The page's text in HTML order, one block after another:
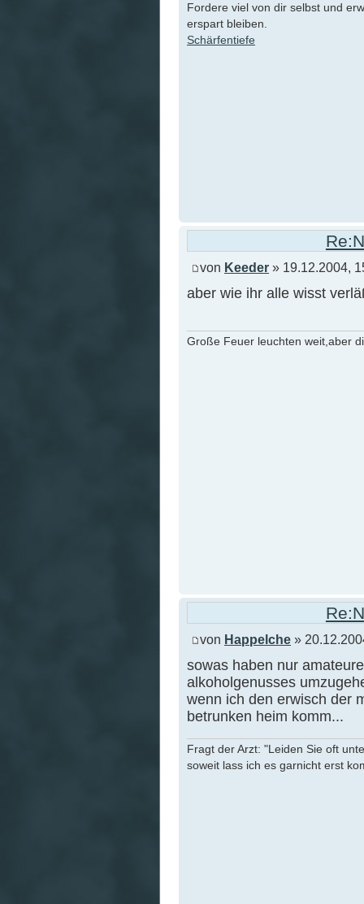
Fordere viel von dir selbst und
erspart bleiben.
Schärfentiefe
von Keeder » 19.12.2004,
aber wie ihr alle wisst
Große Feuer leuchten weit,aber
von Happelche »
sowas haben nur
alkoholgenusses
wenn ich den erwisch der
betrunken heim komm...
Fragt der Arzt: "Leiden Sie oft
soweit lass ich es garnicht erst